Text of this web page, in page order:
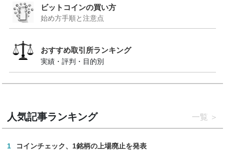
ビットコインの買い方
始め方手順と注意点
おすすめ取引所ランキング
実績・評判・目的別
人気記事ランキング 一覧
1 コインチェック、1銘柄の上場廃止を発表